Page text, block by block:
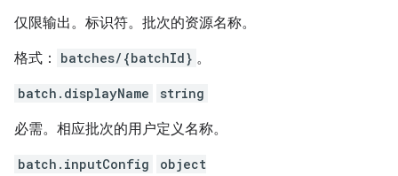
仅限输出。标识符。批次的资源名称。
格式： batches/{batchId} 。
batch.displayName string
必需。相应批次的用户定义名称。
batch.inputConfig
object